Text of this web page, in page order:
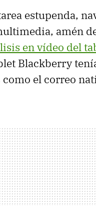
estupenda,
amén
en vídeo del
Blackberry
el correo